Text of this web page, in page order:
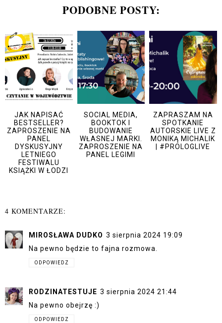
PODOBNE POSTY:
JAK NAPISAĆ
BESTSELLER?
ZAPROSZENIE NA
PANEL
DYSKUSYJNY
LETNIEGO
FESTIWALU
KSIĄŻKI W ŁODZI
SOCIAL MEDIA,
BOOKTOK I
BUDOWANIE
WŁASNEJ MARKI.
ZAPROSZENIE NA
PANEL LEGIMI
ZAPRASZAM NA
SPOTKANIE
AUTORSKIE LIVE Z
MONIKĄ MICHALIK
| #PROLOGLIVE
4 KOMENTARZE:
MIROSŁAWA DUDKO 3 sierpnia 2024 19:09
Na pewno będzie to fajna rozmowa.
ODPOWIEDZ
RODZINATESTUJE 3 sierpnia 2024 21:44
Na pewno obejrzę :)
ODPOWIEDZ